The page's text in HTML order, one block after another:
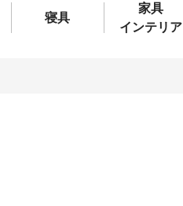
寝具
家具
インテリア